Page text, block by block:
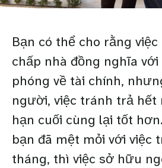
Bạn có thể cho rằng
chấp nhà đồng nghĩa
phóng về tài chính,
người, việc tránh trả
hạn cuối cùng lại tốt
bạn đã mệt mỏi với việc
tháng, thì việc sở hữu